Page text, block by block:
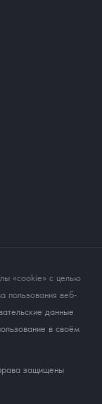
«cookie» с целью
пользования веб-
данные
в своём
защищены